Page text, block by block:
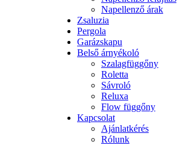
Napellenző árak
Zsaluzia
Pergola
Garázskapu
Belső árnyékoló
Szalagfüggőny
Roletta
Sávroló
Reluxa
Flow függőny
Kapcsolat
Ajánlatkérés
Rólunk